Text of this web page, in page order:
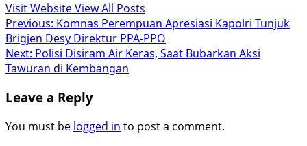
Visit WebsiteView All Posts
Post
navigation
Previous: Komnas Perempuan Apresiasi Kapolri Tunjuk
Brigjen Desy Direktur PPA-PPO
Next: Polisi Disiram Air Keras, Saat Bubarkan Aksi
Tawuran di Kembangan
Leave a Reply
You must be logged in to post a comment.